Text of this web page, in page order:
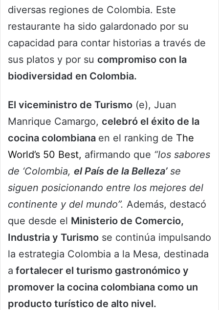
diversas regiones de Colombia. Este
restaurante ha sido galardonado por su
capacidad para contar historias a través de
sus platos y por su compromiso con la
biodiversidad en Colombia.
El viceministro de Turismo (e), Juan
Manrique Camargo, celebró el éxito de la
cocina colombiana en el ranking de The
World’s 50 Best, afirmando que “los sabores
de ‘Colombia, el País de la Belleza’se
siguen posicionando entre los mejores del
continente y del mundo”. Además, destacó
que desde el Ministerio de Comercio,
Industria y Turismo se continúa impulsando
la estrategia Colombia a la Mesa, destinada
a fortalecer el turismo gastronómico y
promover la cocina colombiana como un
producto turístico de alto nivel.